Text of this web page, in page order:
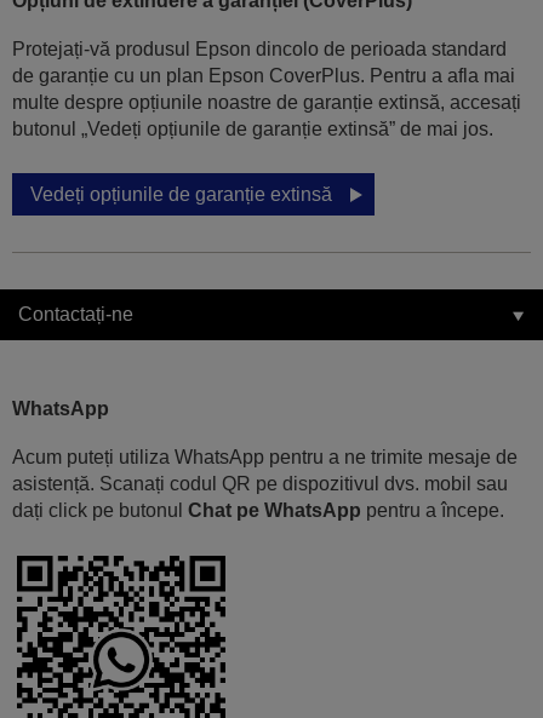
Protejați-vă produsul Epson dincolo de perioada standard
de garanție cu un plan Epson CoverPlus. Pentru a afla mai
multe despre opțiunile noastre de garanție extinsă, accesați
butonul „Vedeți opțiunile de garanție extinsă” de mai jos.
Vedeți opțiunile de garanție extinsă
Contactați-ne
WhatsApp
Acum puteți utiliza WhatsApp pentru a ne trimite mesaje de
asistență. Scanați codul QR pe dispozitivul dvs. mobil sau
dați click pe butonul Chat pe WhatsApp pentru a începe.